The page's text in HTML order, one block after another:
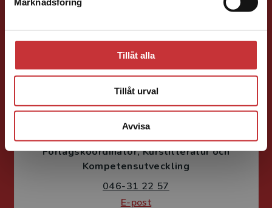
Tillåt alla
Tillåt urval
Avvisa
Förlagskoordinator Kurslitteratur och
Kompetensutveckling
046-31 22 57
E-post